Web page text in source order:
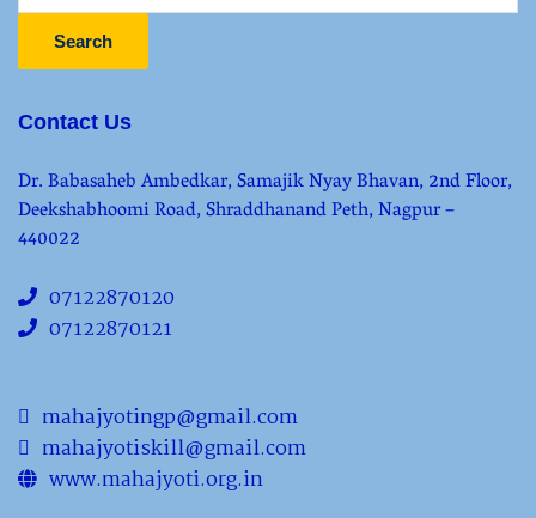
Search
Contact Us
Dr. Babasaheb Ambedkar, Samajik Nyay Bhavan, 2nd Floor,
Deekshabhoomi Road, Shraddhanand Peth, Nagpur –
440022
07122870120
07122870121
mahajyotingp@gmail.com
mahajyotiskill@gmail.com
www.mahajyoti.org.in